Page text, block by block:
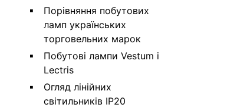
Порівняння побутових
ламп українських
торговельних марок
Побутові лампи Vestum і
Lectris
Огляд лінійних
світильників IP20